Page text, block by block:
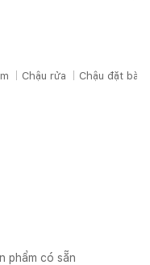
Chậu rửa Chậu đặt bàn
phẩm có sẵn